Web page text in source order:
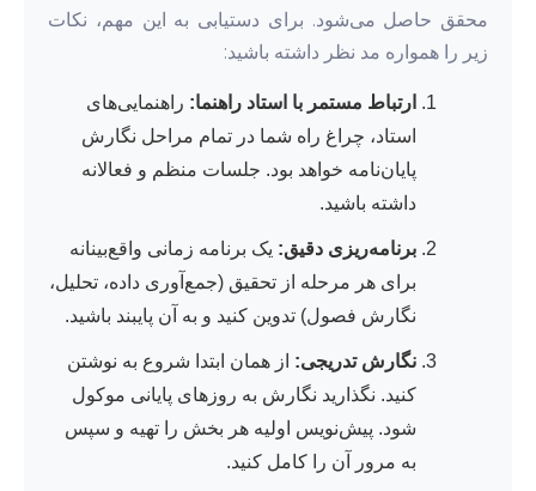
محقق حاصل می‌شود. برای دستیابی به این مهم، نکات
زیر را همواره مد نظر داشته باشید:
ارتباط مستمر با استاد راهنما: راهنمایی‌های
استاد، چراغ راه شما در تمام مراحل نگارش
پایان‌نامه خواهد بود. جلسات منظم و فعالانه
داشته باشید.
برنامه‌ریزی دقیق: یک برنامه زمانی واقع‌بینانه
برای هر مرحله از تحقیق (جمع‌آوری داده، تحلیل،
نگارش فصول) تدوین کنید و به آن پایبند باشید.
نگارش تدریجی: از همان ابتدا شروع به نوشتن
کنید. نگذارید نگارش به روزهای پایانی موکول
شود. پیش‌نویس اولیه هر بخش را تهیه و سپس
به مرور آن را کامل کنید.